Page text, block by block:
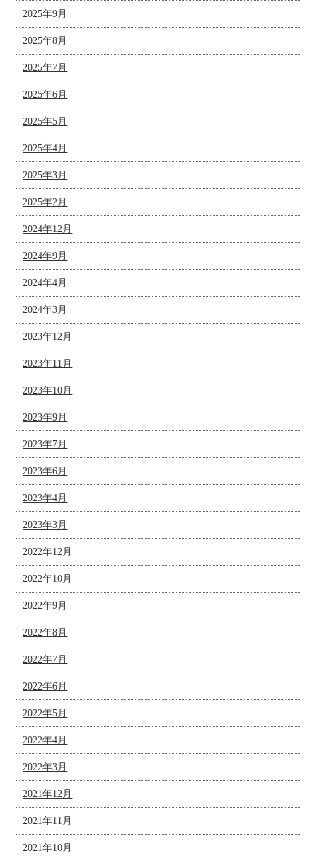
2025年9月
2025年8月
2025年7月
2025年6月
2025年5月
2025年4月
2025年3月
2025年2月
2024年12月
2024年9月
2024年4月
2024年3月
2023年12月
2023年11月
2023年10月
2023年9月
2023年7月
2023年6月
2023年4月
2023年3月
2022年12月
2022年10月
2022年9月
2022年8月
2022年7月
2022年6月
2022年5月
2022年4月
2022年3月
2021年12月
2021年11月
2021年10月